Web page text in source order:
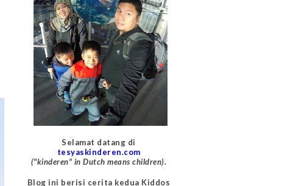
Selamat datang di
tesyaskinderen.com
("kinderen" in Dutch means children).
Blog ini berisi cerita kedua Kiddos